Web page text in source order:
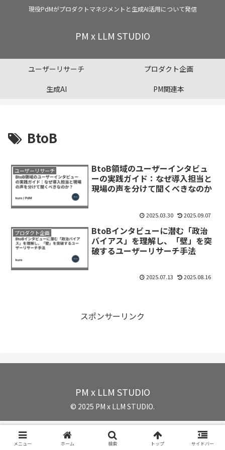
現役PdMがプロダクトマネジメントと生成AI活用について発信
PM x LLM STUDIO
ユーザーリサーチ
プロダクト企画
生成AI
PM関連本
BtoB
ユーザーリサーチ
BtoB領域のユーザーインタビュ
ーの実践ガイド：なぜ導入担当と
現場の声を分けて聞くべきなのか
2025.03.30 2025.09.07
プロダクト企画
BtoBインタビューに潜む「政治
バイアス」を理解し、「壁」を突
破するユーザーリサーチ手法
2025.07.13 2025.08.16
スポンサーリンク
PM x LLM STUDIO
© 2025 PM x LLM STUDIO.
メニュー ホーム 検索 トップ サイドバー